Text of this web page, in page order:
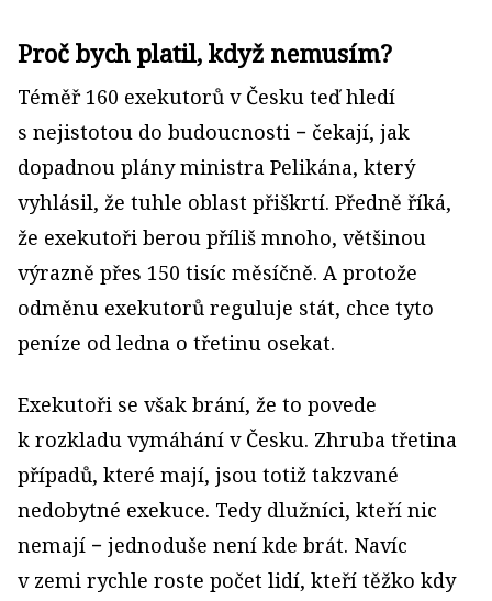
Proč bych platil, když nemusím?
Téměř 160 exekutorů v Česku teď hledí
s nejistotou do budoucnosti − čekají, jak
dopadnou plány ministra Pelikána, který
vyhlásil, že tuhle oblast přiškrtí. Předně říká,
že exekutoři berou příliš mnoho, většinou
výrazně přes 150 tisíc měsíčně. A protože
odměnu exekutorů reguluje stát, chce tyto
peníze od ledna o třetinu osekat.
Exekutoři se však brání, že to povede
k rozkladu vymáhání v Česku. Zhruba třetina
případů, které mají, jsou totiž takzvané
nedobytné exekuce. Tedy dlužníci, kteří nic
nemají − jednoduše není kde brát. Navíc
v zemi rychle roste počet lidí, kteří těžko kdy